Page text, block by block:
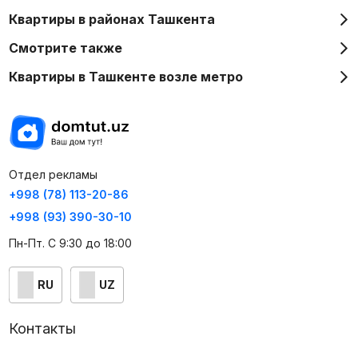
Инвестиционная привлекательность
Объект обладает высокой инвестиционной
привлекательностью, так как коммерческая
недвижимость в центре столицы стабильно остается
ликвидной и востребованной. Проект рассчитан на
бизнес-потребностей, так и для сдачи помещений в
аренду с потенциально высоким доходом.
Квартиры в районах Ташкента
Смотрите также
Квартиры в Ташкенте возле метро
Отдел рекламы
+998 (78) 113-20-86
+998 (93) 390-30-10
Пн-Пт. С 9:30 до 18:00
RU UZ
Контакты